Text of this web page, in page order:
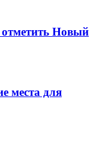
Новый
места для